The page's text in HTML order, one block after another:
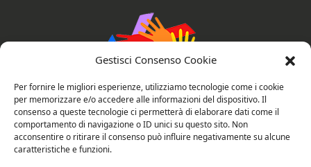
Gestisci Consenso Cookie
Per fornire le migliori esperienze, utilizziamo tecnologie come i cookie
per memorizzare e/o accedere alle informazioni del dispositivo. Il
consenso a queste tecnologie ci permetterà di elaborare dati come il
comportamento di navigazione o ID unici su questo sito. Non
acconsentire o ritirare il consenso può influire negativamente su alcune
caratteristiche e funzioni.
AssociAzioni Connesse